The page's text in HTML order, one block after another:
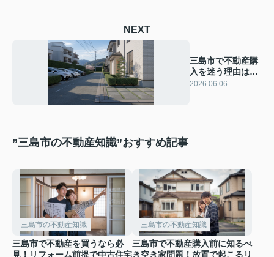
NEXT
三島市で不動産購
入を迷う理由は？
判断ポイントを知
2026.06.06
”三島市の不動産知識”おすすめ記事
三島市の不動産知識
三島市で不動産を買うなら必
見！リフォーム前提で中古住宅
三島市の不動産知識
三島市で不動産購入前に知るべ
き空き家問題！放置で起こるリ